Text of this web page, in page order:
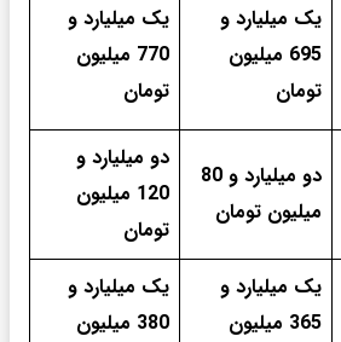
یک میلیارد و
695 میلیون
تومان
یک میلیارد و
770 میلیون
تومان
دو میلیارد و 80
میلیون تومان
دو میلیارد و
120 میلیون
تومان
یک میلیارد و
365 میلیون
یک میلیارد و
380 میلیون